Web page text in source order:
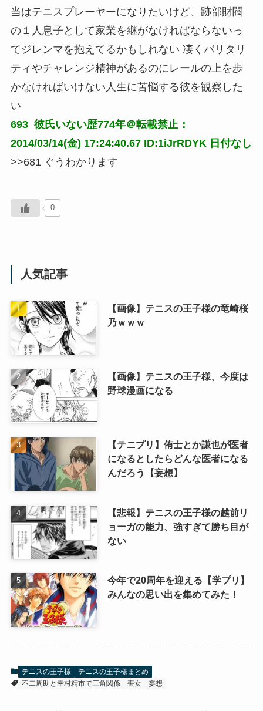
当はテニスプレーヤーになりたいけど、跡部財閥
の１人息子として家業を継がなければならないっ
てジレンマを抱えてるかもしれない 凄くバリタリ
ティやチャレンジ精神があるのにレールの上を歩
かなければいけない人生に苦悩する彼を観察した
い
693 彼氏いない歴774年＠転載禁止：
2014/03/14(金) 17:24:40.67 ID:1iJrRDYK 日付なし
>>681 ぐうわかります
0
人気記事
【画像】テニスの王子様の竜崎桜
乃ｗｗｗ
【画像】テニスの王子様、今度は
野球漫画になる
【テニプリ】侑士とか謙也が医者
になるとしたらどんな医者になる
んだろう【妄想】
【悲報】テニスの王子様の越前リ
ョーガの能力、強すぎて勝ち目が
ない
今年で20周年を迎える【学プリ】
みんなの思い出を集めてみた！
テニスの王子様
テニスの王子様まとめ
不二周助と幸村精市で三角関係
喪女 妄想